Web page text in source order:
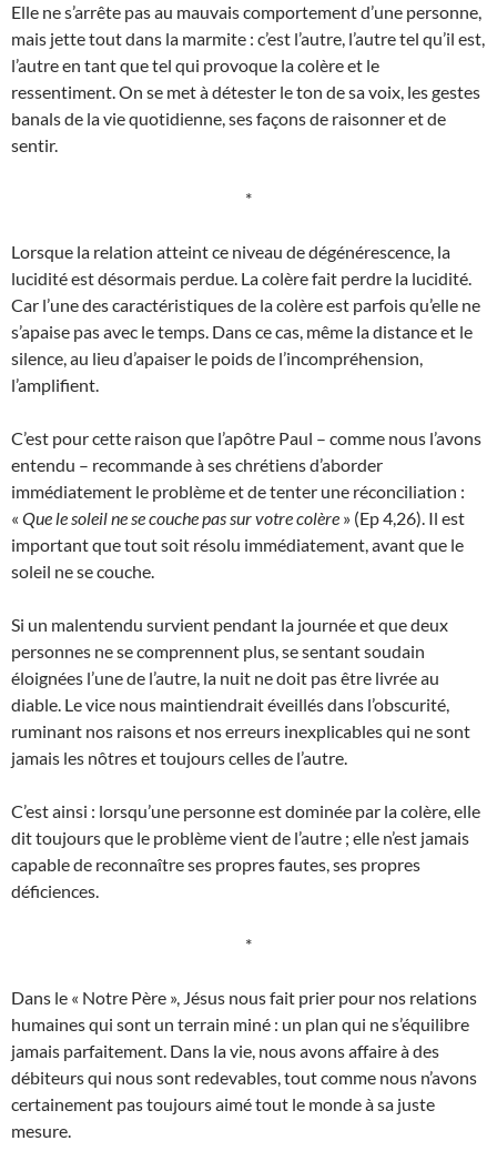
Elle ne s’arrête pas au mauvais comportement d’une personne,
mais jette tout dans la marmite : c’est l’autre, l’autre tel qu’il est,
l’autre en tant que tel qui provoque la colère et le
ressentiment. On se met à détester le ton de sa voix, les gestes
banals de la vie quotidienne, ses façons de raisonner et de
sentir.
*
Lorsque la relation atteint ce niveau de dégénérescence, la
lucidité est désormais perdue. La colère fait perdre la lucidité.
Car l’une des caractéristiques de la colère est parfois qu’elle ne
s’apaise pas avec le temps. Dans ce cas, même la distance et le
silence, au lieu d’apaiser le poids de l’incompréhension,
l’amplifient.
C’est pour cette raison que l’apôtre Paul – comme nous l’avons
entendu – recommande à ses chrétiens d’aborder
immédiatement le problème et de tenter une réconciliation :
« Que le soleil ne se couche pas sur votre colère » (Ep 4,26). Il est
important que tout soit résolu immédiatement, avant que le
soleil ne se couche.
Si un malentendu survient pendant la journée et que deux
personnes ne se comprennent plus, se sentant soudain
éloignées l’une de l’autre, la nuit ne doit pas être livrée au
diable. Le vice nous maintiendrait éveillés dans l’obscurité,
ruminant nos raisons et nos erreurs inexplicables qui ne sont
jamais les nôtres et toujours celles de l’autre.
C’est ainsi : lorsqu’une personne est dominée par la colère, elle
dit toujours que le problème vient de l’autre ; elle n’est jamais
capable de reconnaître ses propres fautes, ses propres
déficiences.
*
Dans le « Notre Père », Jésus nous fait prier pour nos relations
humaines qui sont un terrain miné : un plan qui ne s’équilibre
jamais parfaitement. Dans la vie, nous avons affaire à des
débiteurs qui nous sont redevables, tout comme nous n’avons
certainement pas toujours aimé tout le monde à sa juste
mesure.